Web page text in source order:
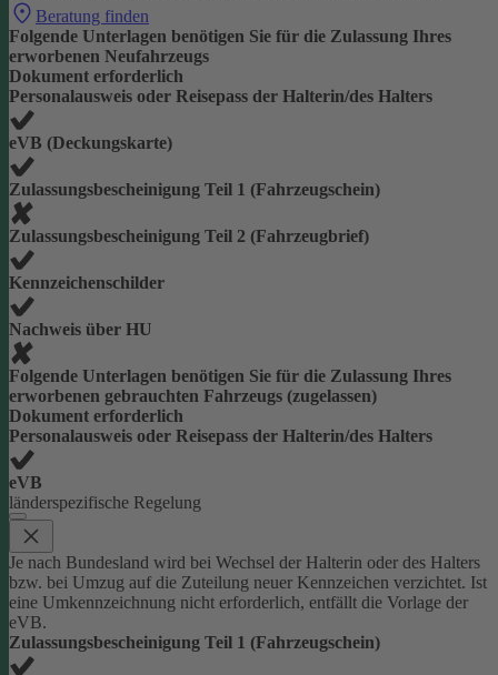
Beratung finden
Folgende Unterlagen benötigen Sie für die Zulassung Ihres
erworbenen Neufahrzeugs
Dokument erforderlich
Personalausweis oder Reisepass der Halterin/des Halters
eVB (Deckungskarte)
Zulassungsbescheinigung Teil 1 (Fahrzeugschein)
Zulassungsbescheinigung Teil 2 (Fahrzeugbrief)
Kennzeichenschilder
Nachweis über HU
Folgende Unterlagen benötigen Sie für die Zulassung Ihres
erworbenen gebrauchten Fahrzeugs (zugelassen)
Dokument erforderlich
Personalausweis oder Reisepass der Halterin/des Halters
eVB
länderspezifische Regelung
Je nach Bundesland wird bei Wechsel der Halterin oder des Halters
bzw. bei Umzug auf die Zuteilung neuer Kennzeichen verzichtet. Ist
eine Umkennzeichnung nicht erforderlich, entfällt die Vorlage der
eVB.
Zulassungsbescheinigung Teil 1 (Fahrzeugschein)